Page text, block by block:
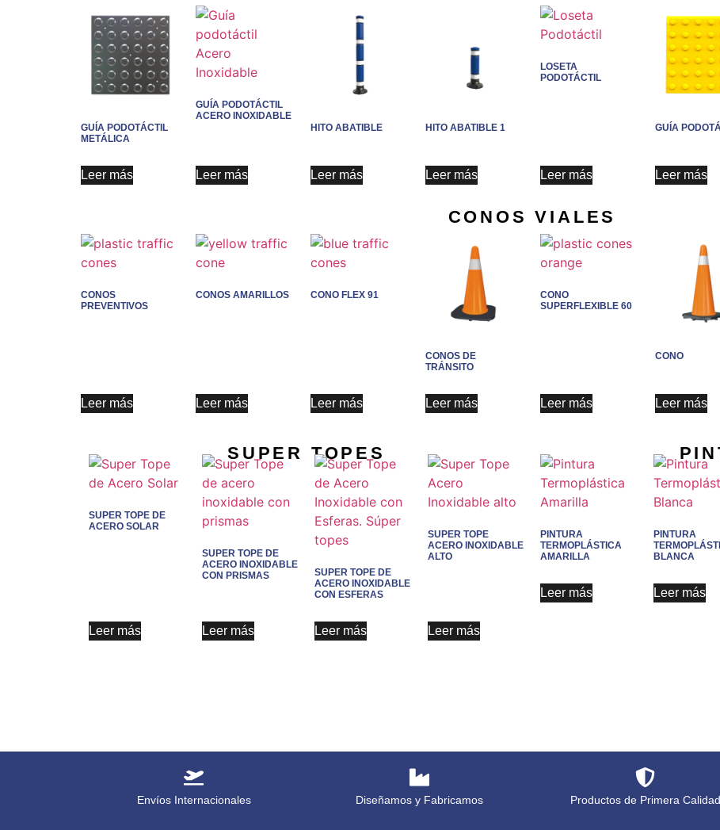
GUÍA PODOTÁCTIL
METÁLICA
Leer más
GUÍA PODOTÁCTIL
ACERO INOXIDABLE
Leer más
HITO ABATIBLE
Leer más
HITO ABATIBLE 1
Leer más
LOSETA
PODOTÁCTIL
Leer más
GUÍA
Leer más
CONOS VIALES
CONOS
PREVENTIVOS
Leer más
CONOS AMARILLOS
Leer más
CONO FLEX 91
Leer más
CONOS DE
TRÁNSITO
Leer más
CONO
SUPERFLEXIBLE 60
Leer más
CONO
Leer más
SUPER TOPES
SUPER TOPE DE
ACERO SOLAR
Leer más
SUPER TOPE DE
ACERO INOXIDABLE
CON PRISMAS
Leer más
SUPER TOPE DE
ACERO INOXIDABLE
CON ESFERAS
Leer más
SUPER TOPE
ACERO INOXIDABLE
ALTO
Leer más
PINTURA
TERMOPLÁSTICA
AMARILLA
Leer más
PINTURA
BLANCA
Leer más
Envíos Internacionales Diseñamos y Fabricamos Productos de Primera Calidad